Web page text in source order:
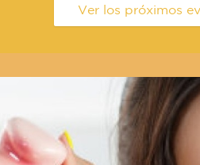
Ver los próximos